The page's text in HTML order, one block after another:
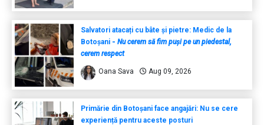
Salvatori atacați cu bâte și pietre: Medic de la
Botoșani - Nu cerem să fim puși pe un piedestal,
cerem respect
Oana Sava Aug 09, 2026
Primărie din Botoșani face angajări: Nu se cere
experiență pentru aceste posturi